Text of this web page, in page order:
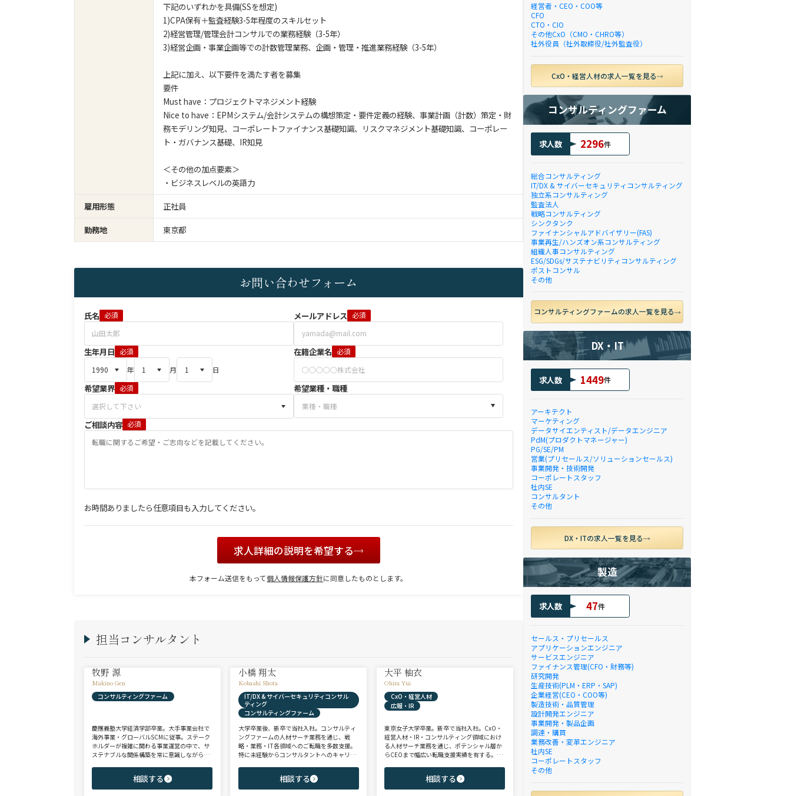
下記のいずれかを具備(SSを想定)
1)CPA保有＋監査経験3-5年程度のスキルセット
2)経営管理/管理会計コンサルでの業務経験（3-5年）
3)経営企画・事業企画等での計数管理業務、企画・管理・推進業務経験（3-5年）
上記に加え、以下要件を満たす者を募集
要件
Must have：プロジェクトマネジメント経験
Nice to have：EPMシステム/会計システムの構想策定・要件定義の経験、事業計画（計数）策定・財
務モデリング知見、コーポレートファイナンス基礎知識、リスクマネジメント基礎知識、コーポレー
ト・ガバナンス基礎、IR知見
＜その他の加点要素＞
・ビジネスレベルの英語力
雇用形態
正社員
勤務地
東京都
お問い合わせフォーム
氏名 必須 メールアドレス 必須
生年月日 必須
年
月 日
在籍企業名 必須
希望業界 必須 希望業種・職種
ご相談内容 必須
お時間ありましたら任意項目も入力してください。
求人詳細の説明を希望する
本フォーム送信をもって個人情報保護方針に同意したものとします。
担当コンサルタント
牧野 源
Makino Gen
コンサルティングファーム
慶應義塾大学経済学部卒業。大手事業会社で
海外事業・グローバルSCMに従事。ステーク
ホルダーが複雑に関わる事業運営の中で、サ
ステナブルな関係構築を常に意識しながら意
商社、投資銀行、大手事業会社を始めとする
幅広い領域で、若手～エグゼクティブまでご
相談する
小橋 翔太
Kobashi Shota
IT/DX & サイバーセキュリティコンサル
ティング
コンサルティングファーム
大学卒業後、新卒で当社入社。コンサルティ
ングファームの人材サーチ業務を通じ、戦
略・業務・IT各領域へのご転職を多数支援。
特に未経験からコンサルタントへのキャリア
ご志向と市場動向を踏まえ最適なキャリアを
ご提案させていただきます。
相談する
大平 柚衣
Ohira Yui
CxO・経営人材
広報・IR
東京女子大学卒業。新卒で当社入社。CxO・
経営人材・IR・コンサルティング領域におけ
る人材サーチ業務を通じ、ポテンシャル層か
らCEOまで幅広い転職支援実績を有する。コ
領域を中心に担当。未経験・ポテンシャル層
からミドル・ハイクラス層まで、年代・職階
相談する
経営者・CEO・COO等
CFO
CTO・CIO
その他CxO（CMO・CHRO等）
社外役員（社外取締役/社外監査役）
CxO・経営人材の求人一覧を見る
コンサルティングファーム
求人数 2296件
総合コンサルティング
IT/DX & サイバーセキュリティコンサルティング
独立系コンサルティング
監査法人
戦略コンサルティング
シンクタンク
ファイナンシャルアドバイザリー(FAS)
事業再生/ハンズオン系コンサルティング
組織人事コンサルティング
ESG/SDGs/サステナビリティコンサルティング
ポストコンサル
その他
コンサルティングファームの求人一覧を見る
DX・IT
求人数 1449件
アーキテクト
マーケティング
データサイエンティスト/データエンジニア
PdM(プロダクトマネージャー)
PG/SE/PM
営業(プリセールス/ソリューションセールス)
事業開発・技術開発
コーポレートスタッフ
社内SE
コンサルタント
その他
DX・ITの求人一覧を見る
製造
求人数 47件
セールス・プリセールス
アプリケーションエンジニア
サービスエンジニア
ファイナンス管理(CFO・財務等)
研究開発
生産技術(PLM・ERP・SAP)
企業経営(CEO・COO等)
製造技術・品質管理
設計開発エンジニア
事業開発・製品企画
調達・購買
業務改善・変革エンジニア
社内SE
コーポレートスタッフ
その他